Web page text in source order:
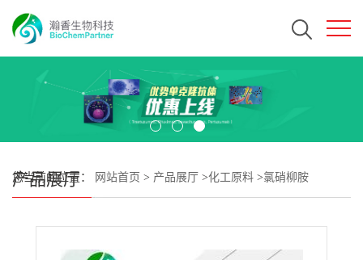
产品展厅
您当前的位置： 网站首页 > 产品展厅 >化工原料 >氯硝柳胺